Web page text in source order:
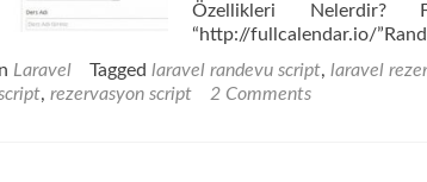
Özellikleri Nelerdir?
“http://fullcalendar.io/
Laravel Tagged laravel randevu script, laravel
, rezervasyon script 2 Comments